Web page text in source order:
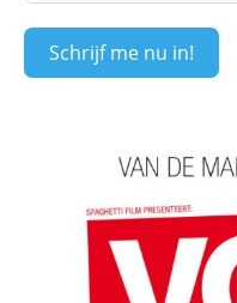
Schrijf me nu in!